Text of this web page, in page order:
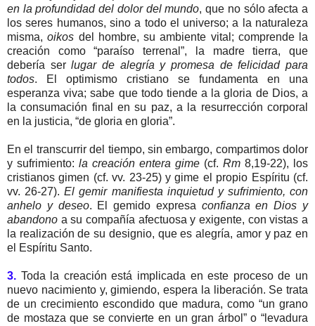
en la profundidad del dolor del mundo, que no sólo afecta a
los seres humanos, sino a todo el universo; a la naturaleza
misma,oikos del hombre, su ambiente vital; comprende la
creación como “paraíso terrenal”, la madre tierra, que
debería serlugar de alegría y promesa de felicidad para
todos. El optimismo cristiano se fundamenta en una
esperanza viva; sabe que todo tiende a la gloria de Dios, a
la consumación final en su paz, a la resurrección corporal
en la justicia, “de gloria en gloria”.
En el transcurrir del tiempo, sin embargo, compartimos dolor
y sufrimiento: la creación entera gime (cf. Rm 8,19-22), los
cristianos gimen (cf. vv. 23-25) y gime el propio Espíritu (cf.
vv. 26-27).El gemir manifiesta inquietud y sufrimiento, con
anhelo y deseo. El gemido expresa confianza en Dios y
abandono a su compañía afectuosa y exigente, con vistas a
la realización de su designio, que es alegría, amor y paz en
el Espíritu Santo.
3. Toda la creación está implicada en este proceso de un
nuevo nacimiento y, gimiendo, espera la liberación. Se trata
de un crecimiento escondido que madura, como “un grano
de mostaza que se convierte en un gran árbol” o “levadura